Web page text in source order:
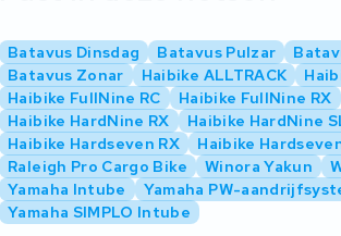
Batavus Dinsdag Batavus Pulzar
Batavus Zonar
Haibike ALLTRACK
Haibike FullNine RC
Haibike FullNine RX
Haibike HardNine RX
Haibike HardNine
Haibike Hardseven RX
Haibike
Raleigh Pro Cargo Bike
Winora Yakun
Yamaha Intube
Yamaha PW-
Yamaha SIMPLO Intube